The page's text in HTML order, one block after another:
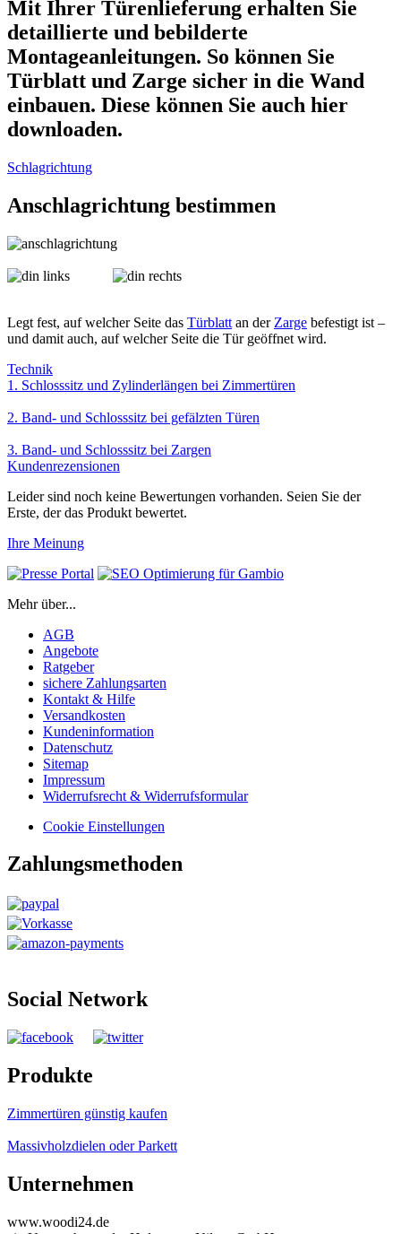
Mit Ihrer Türenlieferung erhalten Sie
detaillierte und bebilderte
Montageanleitungen. So können Sie
Türblatt und Zarge sicher in die Wand
einbauen. Diese können Sie auch hier
downloaden.
Schlagrichtung
Anschlagrichtung bestimmen
Legt fest, auf welcher Seite das Türblatt an der Zarge befestigt ist –
und damit auch, auf welcher Seite die Tür geöffnet wird.
Technik
1. Schlosssitz und Zylinderlängen bei Zimmertüren
2. Band- und Schlosssitz bei gefälzten Türen
3. Band- und Schlosssitz bei Zargen
Kundenrezensionen
Leider sind noch keine Bewertungen vorhanden. Seien Sie der
Erste, der das Produkt bewertet.
Ihre Meinung
Mehr über...
AGB
Angebote
Ratgeber
sichere Zahlungsarten
Kontakt & Hilfe
Versandkosten
Kundeninformation
Datenschutz
Sitemap
Impressum
Widerrufsrecht & Widerrufsformular
Cookie Einstellungen
Zahlungsmethoden
Social Network
Produkte
Zimmertüren günstig kaufen
Massivholzdielen oder Parkett
Unternehmen
www.woodi24.de